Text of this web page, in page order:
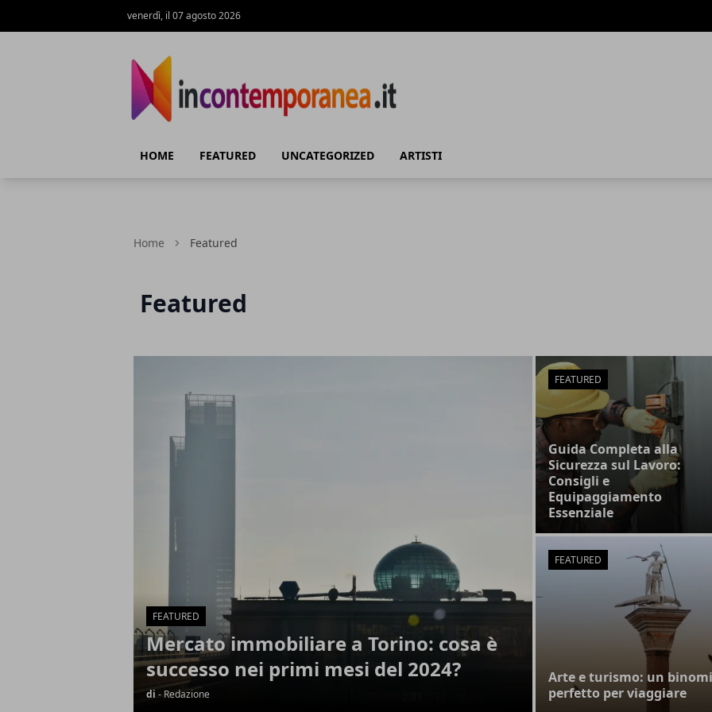
venerdì, il 07 agosto 2026
HOME FEATURED UNCATEGORIZED ARTISTI
Home Featured
Featured
FEATURED
Mercato immobiliare a Torino: cosa è
successo nei primi mesi del 2024?
di - Redazione
FEATURED
Guida Completa alla
Sicurezza sul Lavoro:
Consigli e
Equipaggiamento
Essenziale
FEATURED
Arte e turismo: un
perfetto per viaggiare